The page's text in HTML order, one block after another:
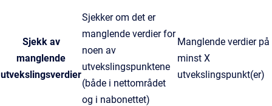
Sjekk av
manglende
utvekslingsverdier
Sjekker om det er
manglende verdier for
noen av
utvekslingspunktene
(både i nettområdet
og i nabonettet)
Manglende verdier på
minst X
utvekslingspunkt(er)